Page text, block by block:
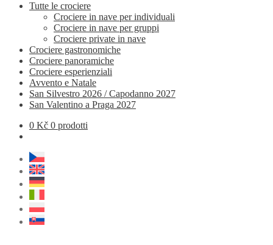
Tutte le crociere
Crociere in nave per individuali
Crociere in nave per gruppi
Crociere private in nave
Crociere gastronomiche
Crociere panoramiche
Crociere esperienziali
Avvento e Natale
San Silvestro 2026 / Capodanno 2027
San Valentino a Praga 2027
0 Kč 0 prodotti